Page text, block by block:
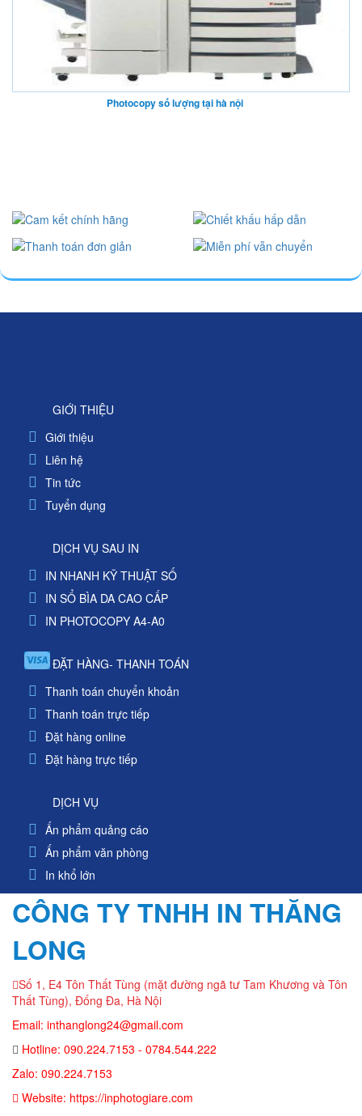
Photocopy số lượng tại hà nội
GIỚI THIỆU
Giới thiệu
Liên hệ
Tin tức
Tuyển dụng
DỊCH VỤ SAU IN
IN NHANH KỸ THUẬT SỐ
IN SỔ BÌA DA CAO CẤP
IN PHOTOCOPY A4-A0
ĐẶT HÀNG- THANH TOÁN
Thanh toán chuyển khoản
Thanh toán trực tiếp
Đặt hàng online
Đặt hàng trực tiếp
DỊCH VỤ
Ấn phẩm quảng cáo
Ấn phẩm văn phòng
In khổ lớn
CÔNG TY TNHH IN THĂNG
LONG
Số 1, E4 Tôn Thất Tùng (mặt đường ngã tư Tam Khương và Tôn
Thất Tùng), Đống Đa, Hà Nội
Email: inthanglong24@gmail.com
Hotline: 090.224.7153 - 0784.544.222
Zalo: 090.224.7153
Website: https://inphotogiare.com